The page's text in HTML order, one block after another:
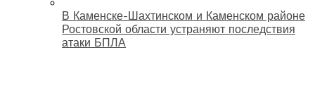
В Каменске-Шахтинском и Каменском районе
Ростовской области устраняют последствия
атаки БПЛА